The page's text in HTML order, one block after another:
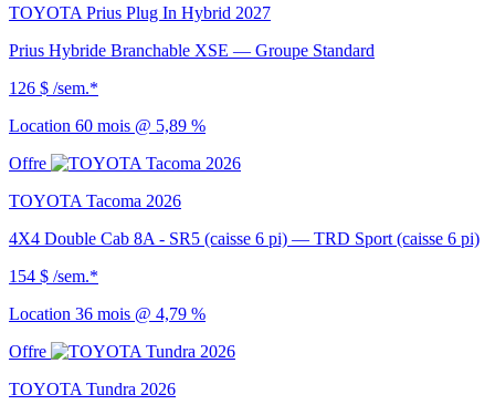
TOYOTA Prius Plug In Hybrid 2027
Prius Hybride Branchable XSE — Groupe Standard
126 $ /sem.*
Location 60 mois @ 5,89 %
Offre
TOYOTA Tacoma 2026
4X4 Double Cab 8A - SR5 (caisse 6 pi) — TRD Sport (caisse 6 pi)
154 $ /sem.*
Location 36 mois @ 4,79 %
Offre
TOYOTA Tundra 2026